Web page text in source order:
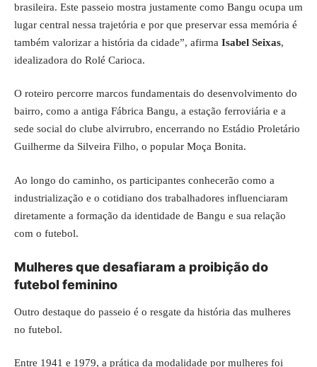
brasileira. Este passeio mostra justamente como Bangu ocupa um
lugar central nessa trajetória e por que preservar essa memória é
também valorizar a história da cidade”, afirma Isabel Seixas,
idealizadora do Rolé Carioca.
O roteiro percorre marcos fundamentais do desenvolvimento do
bairro, como a antiga Fábrica Bangu, a estação ferroviária e a
sede social do clube alvirrubro, encerrando no Estádio Proletário
Guilherme da Silveira Filho, o popular Moça Bonita.
Ao longo do caminho, os participantes conhecerão como a
industrialização e o cotidiano dos trabalhadores influenciaram
diretamente a formação da identidade de Bangu e sua relação
com o futebol.
Mulheres que desafiaram a proibição do
futebol feminino
Outro destaque do passeio é o resgate da história das mulheres
no futebol.
Entre 1941 e 1979, a prática da modalidade por mulheres foi